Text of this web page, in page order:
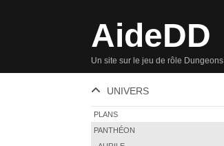
AideDD
Un site sur le jeu de rôle
UNIVERS
PLANS
PANTHÉON